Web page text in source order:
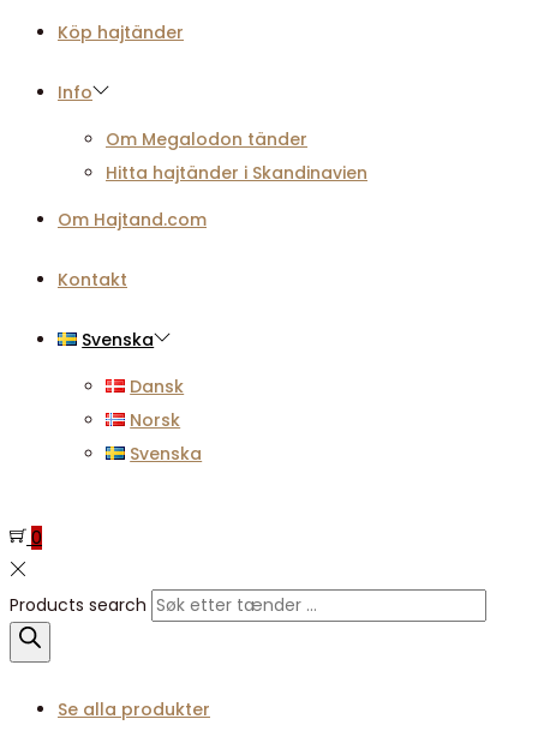
Köp hajtänder
Info
Om Megalodon tänder
Hitta hajtänder i Skandinavien
Om Hajtand.com
Kontakt
Svenska
Dansk
Norsk
Svenska
0
Products search
Se alla produkter